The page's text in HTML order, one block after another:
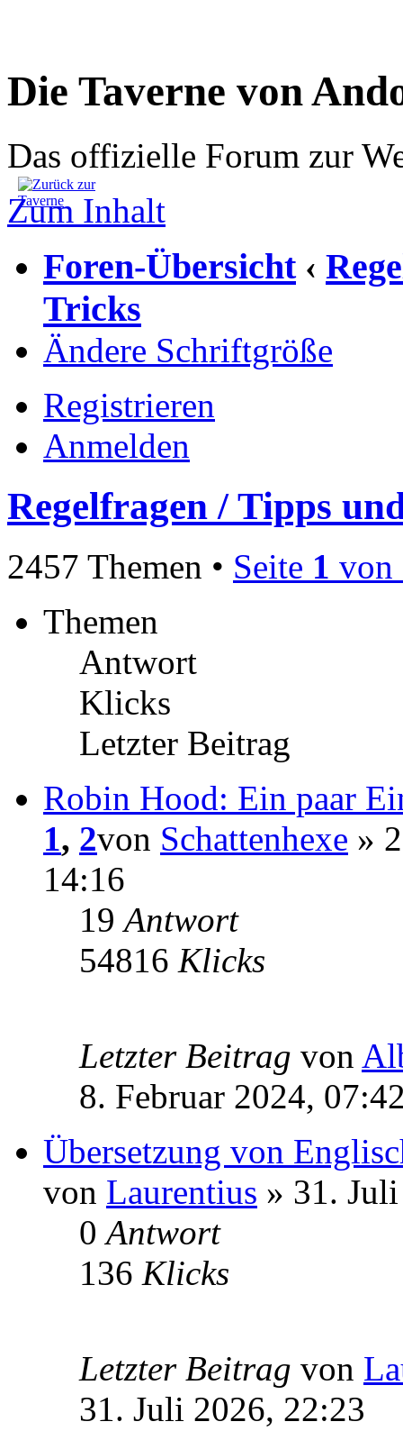
Die Taverne von
Das offizielle Forum zur
Zum Inhalt
Foren-Übersicht ‹
Tricks
Ändere Schriftgröße
Registrieren
Anmelden
Regelfragen / Tipps
2457 Themen • Seite 1 von
Themen
Antwort
Klicks
Letzter Beitrag
Robin Hood: Ein paar
1, 2von Schattenhexe »
14:16
19Antwort
54816 Klicks
Letzter Beitrag von
8. Februar 2024,
Übersetzung von
von Laurentius » 31.
0Antwort
136 Klicks
Letzter Beitrag von
31. Juli 2026, 22:23